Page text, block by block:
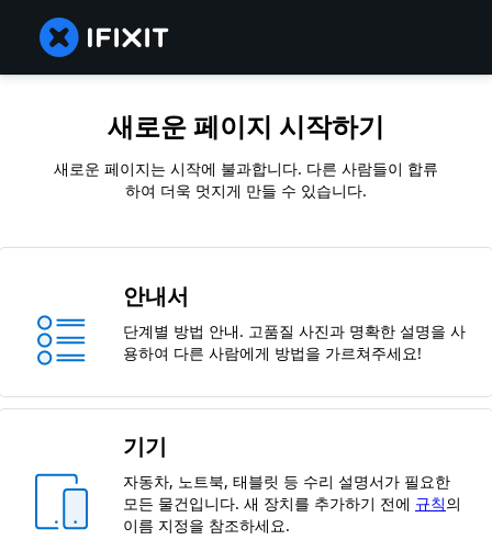
새로운 페이지 시작하기
새로운 페이지는 시작에 불과합니다. 다른 사람들이 합류
하여 더욱 멋지게 만들 수 있습니다.
안내서
단계별 방법 안내. 고품질 사진과 명확한 설명을 사
용하여 다른 사람에게 방법을 가르쳐주세요!
기기
자동차, 노트북, 태블릿 등 수리 설명서가 필요한
모든 물건입니다. 새 장치를 추가하기 전에 규칙의
이름 지정을 참조하세요.